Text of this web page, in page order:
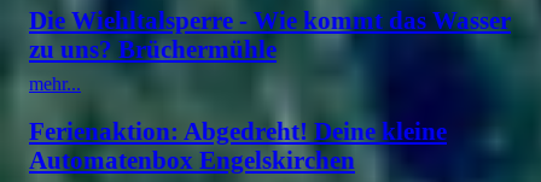
Die Wiehltalsperre - Wie kommt das Wasser
zu uns? Brüchermühle
mehr...
Ferienaktion: Abgedreht! Deine kleine
Automatenbox Engelskirchen